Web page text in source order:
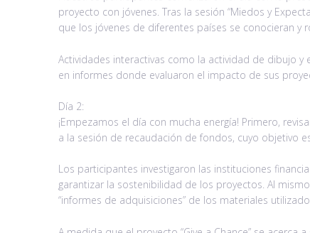
proyecto con jóvenes. Tras la sesión “Miedos y
que los jóvenes de diferentes países se conocieran y
Actividades interactivas como la actividad de dibujo y
en informes donde evaluaron el impacto de sus
Día 2:
¡Empezamos el día con mucha energía! Primero,
a la sesión de recaudación de fondos, cuyo objetivo
Los participantes investigaron las instituciones
garantizar la sostenibilidad de los proyectos. Al
“informes de adquisiciones” de los materiales